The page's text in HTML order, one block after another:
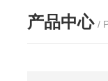
产品中心 /